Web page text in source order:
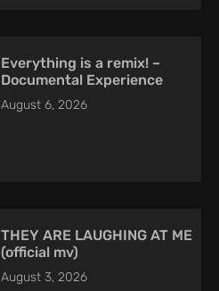
Everything is a remix! –
Documental Experience
August 6, 2026
THEY ARE LAUGHING AT ME
(official mv)
August 3, 2026